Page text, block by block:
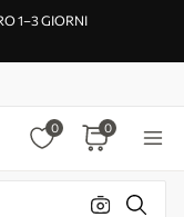
1–3 GIORNI
0 0